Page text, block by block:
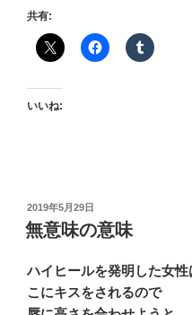
3
恋
共有:
いいね:
投
稿
日:
2019年5月29日
無意味の意味
ハイヒールを発明した女
こにキスをされるので